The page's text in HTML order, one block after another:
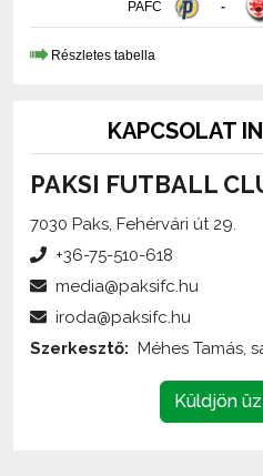
Részletes tabella
PAKSI FUTBALL
7030 Paks, Fehérvári út 29.
Küldjön